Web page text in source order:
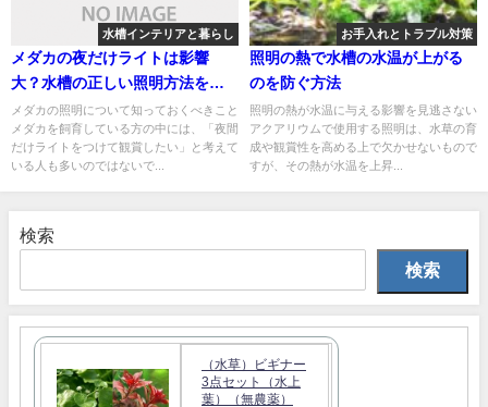
水槽インテリアと暮らし
メダカの夜だけライトは影響
大？水槽の正しい照明方法を解
説
メダカの照明について知っておくべきこと
メダカを飼育している方の中には、「夜間
だけライトをつけて観賞したい」と考えて
いる人も多いのではないで...
お手入れとトラブル対策
照明の熱で水槽の水温が上がる
のを防ぐ方法
照明の熱が水温に与える影響を見逃さない
アクアリウムで使用する照明は、水草の育
成や観賞性を高める上で欠かせないもので
すが、その熱が水温を上昇...
検索
検索
（水草）ビギナー
3点セット（水上
葉）（無農薬）